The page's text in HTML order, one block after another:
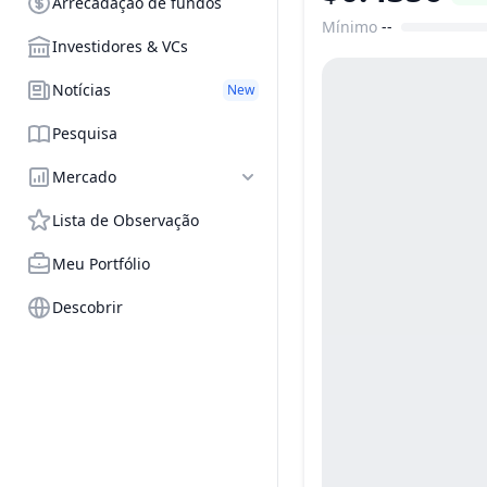
Investidores & VCs
Notícias New
Pesquisa
Mercado
Lista de Observação
Meu Portfólio
Descobrir
Faixa de preço
Mínimo --